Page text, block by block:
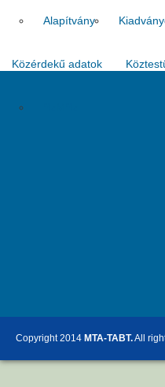
Alapítvány
Közérdekű adatok
Copyright 2014 MTA-TABT.All